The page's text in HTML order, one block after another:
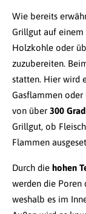
Wie bereits
Grillgut auf
Holzkohle oder
zuzubereiten.
statten. Hier wird
Gasflammen
von über 300
Grillgut, ob
Flammen
Durch die hohen
werden die Poren
weshalb es im